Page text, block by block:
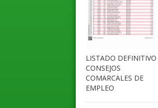
LISTADO DEFINITIVO
CONSEJOS
COMARCALES DE
EMPLEO